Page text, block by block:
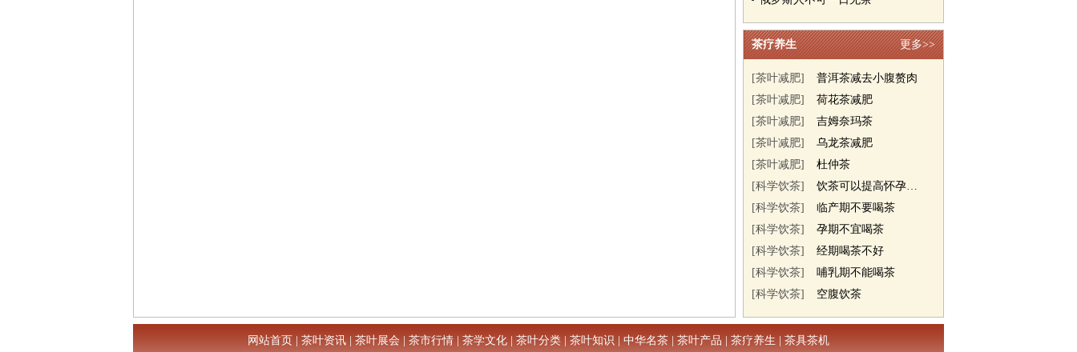
更多>>
茶疗养生
[茶叶减肥]
普洱茶减去小腹赘肉
[茶叶减肥]
荷花茶减肥
[茶叶减肥]
吉姆奈玛茶
[茶叶减肥]
乌龙茶减肥
[茶叶减肥]
杜仲茶
[科学饮茶]
饮茶可以提高怀孕几率
[科学饮茶]
临产期不要喝茶
[科学饮茶]
孕期不宜喝茶
[科学饮茶]
经期喝茶不好
[科学饮茶]
哺乳期不能喝茶
[科学饮茶]
空腹饮茶
网站首页 茶叶资讯 茶叶展会 茶市行情 茶学文化 茶叶分类 茶叶知识 中华名茶 茶叶产品 茶疗养生 茶具茶机